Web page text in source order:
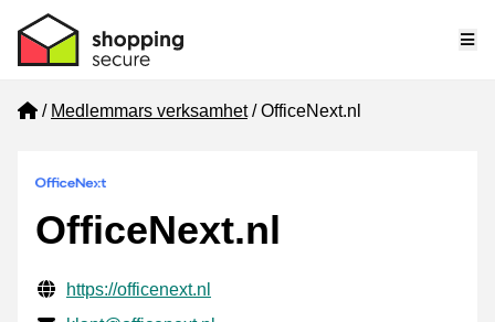
Home
Medlemmars verksamhet OfficeNext.nl
OfficeNext.nl
Verifierade kontaktuppgifter
Website URL
https://officenext.nl